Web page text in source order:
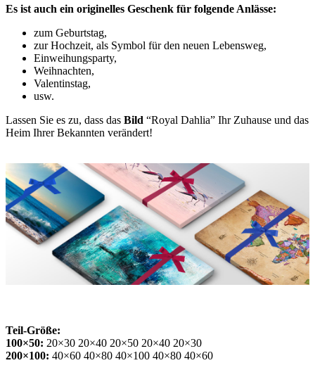
Es ist auch ein originelles Geschenk für folgende Anlässe:
zum Geburtstag,
zur Hochzeit, als Symbol für den neuen Lebensweg,
Einweihungsparty,
Weihnachten,
Valentinstag,
usw.
Lassen Sie es zu, dass das Bild “Royal Dahlia” Ihr Zuhause und das
Heim Ihrer Bekannten verändert!
Teil-Größe:
100×50: 20×30 20×40 20×50 20×40 20×30
200×100: 40×60 40×80 40×100 40×80 40×60